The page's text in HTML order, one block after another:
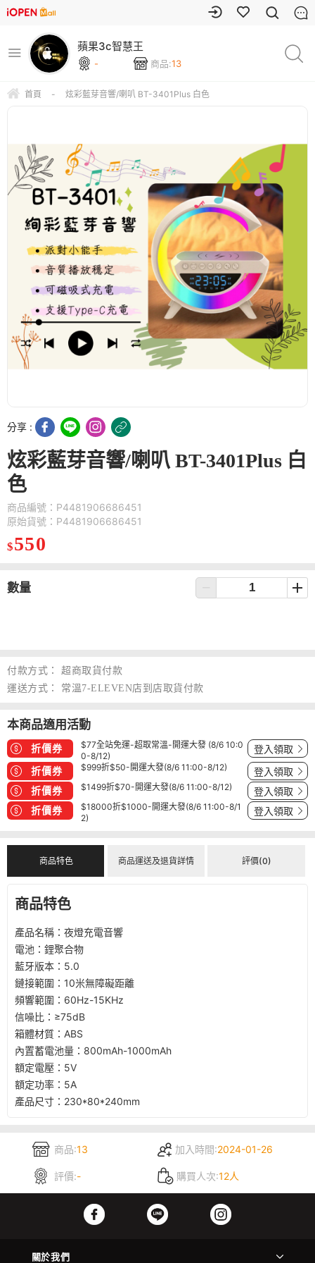
蘋果3c智慧王
- 商品:13
首頁 - 炫彩藍芽音響/喇叭 BT-3401Plus 白色
分享 :
炫彩藍芽音響/喇叭 BT-3401Plus 白
色
商品編號：P4481906686451
原始貨號：P4481906686451
$550
數量
付款方式：
超商取貨付款
運送方式：
常溫7-ELEVEN店到店取貨付款
本商品適用活動
折價券
$77全站免運-超取常溫-開運大發 (8/6 10:0
0-8/12)
登入領取
折價券 $999折$50-開運大發(8/6 11:00-8/12) 登入領取
折價券 $1499折$70-開運大發(8/6 11:00-8/12) 登入領取
折價券
$18000折$1000-開運大發(8/6 11:00-8/1
2)
登入領取
商品特色 商品運送及退貨詳情 評價(0)
商品特色
產品名稱：夜燈充電音響
電池：鋰聚合物
藍牙版本：5.0
鏈接範圍：10米無障礙距離
頻響範圍：60Hz-15KHz
信噪比：≥75dB
箱體材質：ABS
內置蓄電池量：800mAh-1000mAh
額定電壓：5V
額定功率：5A
產品尺寸：230*80*240mm
商品:13 加入時間:2024-01-26
評價:- 購買人次:12人
關於我們